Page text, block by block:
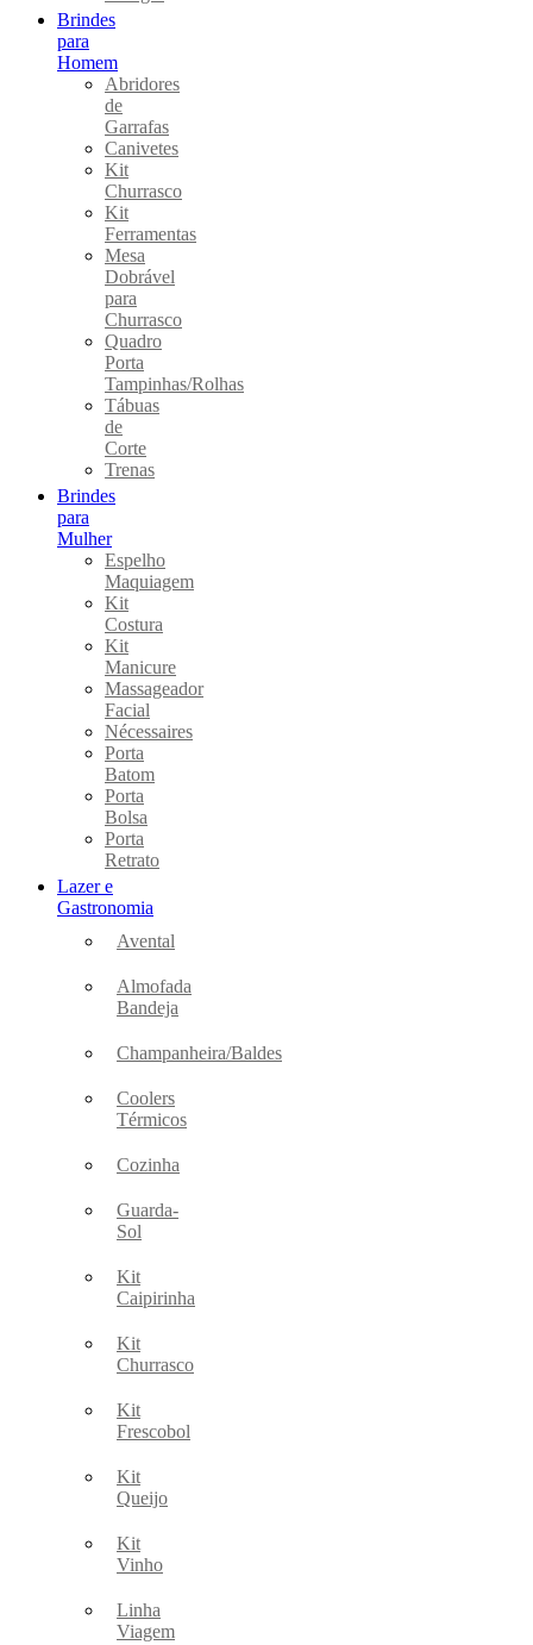
Brindes
para
Homem
Abridores
de
Garrafas
Canivetes
Kit
Churrasco
Kit
Ferramentas
Mesa
Dobrável
para
Churrasco
Quadro
Porta
Tampinhas/Rolhas
Tábuas
de
Corte
Trenas
Brindes
para
Mulher
Espelho
Maquiagem
Kit
Costura
Kit
Manicure
Massageador
Facial
Nécessaires
Porta
Batom
Porta
Bolsa
Porta
Retrato
Lazer e
Gastronomia
Avental
Almofada
Bandeja
Champanheira/Baldes
Coolers
Térmicos
Cozinha
Guarda-
Sol
Kit
Caipirinha
Kit
Churrasco
Kit
Frescobol
Kit
Queijo
Kit
Vinho
Linha
Viagem